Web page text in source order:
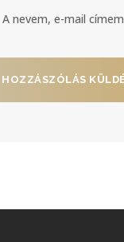
A nevem, e-mail